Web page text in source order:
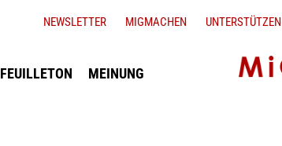
FEUILLETON MEINUNG
NEWSLETTER MIGMACHEN UNTERSTÜTZEN